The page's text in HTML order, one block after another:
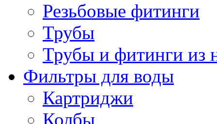
Резьбовые фитинги
Трубы
Трубы и фитинги из
Фильтры для воды
Картриджи
Колбы